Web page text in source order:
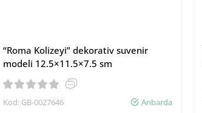
“Roma Kolizeyi” dekorativ suvenir
modeli 12.5×11.5×7.5 sm
Kod: GB-0027646 Anbarda